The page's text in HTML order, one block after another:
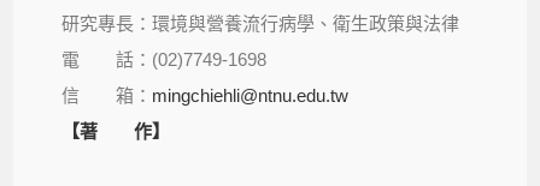
研究專長：環境與營養流行病學、衛生政策與法律
電 話：(02)7749-1698
信 箱： mingchiehli@ntnu.edu.tw
【著 作】